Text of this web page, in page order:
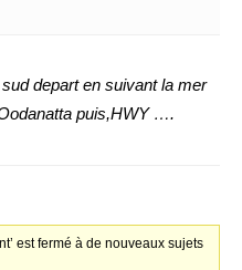
depart en suivant la mer
puis,HWY ….
est fermé à de nouveaux sujets